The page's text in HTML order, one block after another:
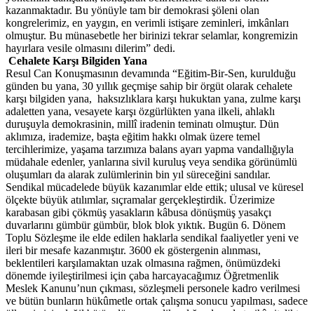
kazanmaktadır. Bu yönüyle tam bir demokrasi şöleni olan
kongrelerimiz, en yaygın, en verimli istişare zeminleri, imkânları
olmuştur. Bu münasebetle her birinizi tekrar selamlar, kongremizin
hayırlara vesile olmasını dilerim” dedi.
Cehalete Karşı Bilgiden Yana
Resul Can Konuşmasının devamında “Eğitim-Bir-Sen, kurulduğu
günden bu yana, 30 yıllık geçmişe sahip bir örgüt olarak cehalete
karşı bilgiden yana, haksızlıklara karşı hukuktan yana, zulme karşı
adaletten yana, vesayete karşı özgürlükten yana ilkeli, ahlaklı
duruşuyla demokrasinin, millî iradenin teminatı olmuştur. Dün
aklımıza, irademize, başta eğitim hakkı olmak üzere temel
tercihlerimize, yaşama tarzımıza balans ayarı yapma vandallığıyla
müdahale edenler, yanlarına sivil kuruluş veya sendika görünümlü
oluşumları da alarak zulümlerinin bin yıl süreceğini sandılar.
Sendikal mücadelede büyük kazanımlar elde ettik; ulusal ve küresel
ölçekte büyük atılımlar, sıçramalar gerçekleştirdik. Üzerimize
karabasan gibi çökmüş yasakların kâbusa dönüşmüş yasakçı
duvarlarını gümbür gümbür, blok blok yıktık. Bugün 6. Dönem
Toplu Sözleşme ile elde edilen haklarla sendikal faaliyetler yeni ve
ileri bir mesafe kazanmıştır. 3600 ek göstergenin alınması,
beklentileri karşılamaktan uzak olmasına rağmen, önümüzdeki
dönemde iyileştirilmesi için çaba harcayacağımız Öğretmenlik
Meslek Kanunu’nun çıkması, sözleşmeli personele kadro verilmesi
ve bütün bunların hükûmetle ortak çalışma sonucu yapılması, sadece